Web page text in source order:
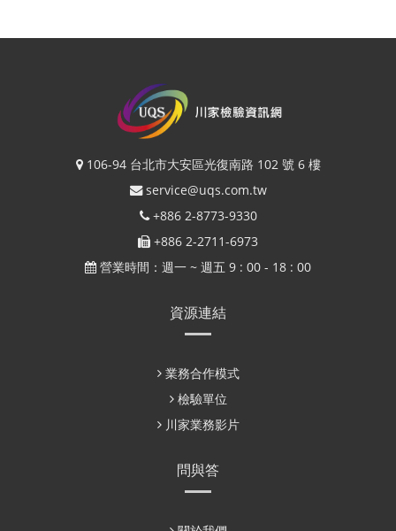
106-94 台北市大安區光復南路 102 號 6 樓
service@uqs.com.tw
+886 2-8773-9330
+886 2-2711-6973
營業時間：週一 ~ 週五 9 : 00 - 18 : 00
資源連結
業務合作模式
檢驗單位
川家業務影片
問與答